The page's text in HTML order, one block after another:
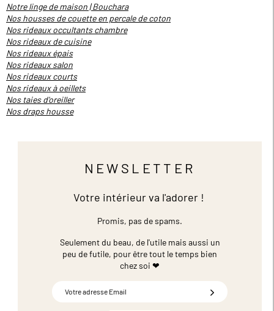
Notre linge de maison | Bouchara
Nos housses de couette en percale de coton
Nos rideaux occultants chambre
Nos rideaux de cuisine
Nos rideaux épais
Nos rideaux salon
Nos rideaux courts
Nos rideaux à oeillets
Nos taies d'oreiller
Nos draps housse
NEWSLETTER
Votre intérieur va l'adorer !
Promis, pas de spams.
Seulement du beau, de l'utile mais aussi un
peu de futile, pour être tout le temps bien
chez soi ❤